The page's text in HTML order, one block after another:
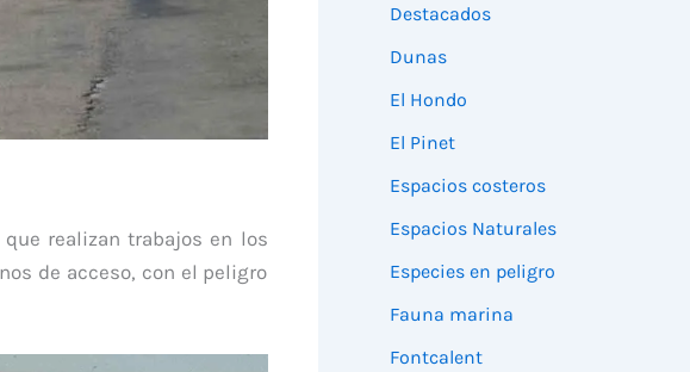
realizan trabajos en los
de acceso, con el peligro
Destacados
Dunas
El Hondo
El Pinet
Espacios costeros
Espacios Naturales
Especies en peligro
Fauna marina
Fontcalent